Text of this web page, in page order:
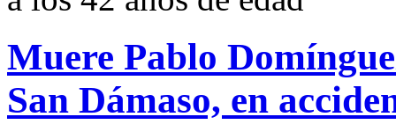
Muere Pablo
San Dámaso, en